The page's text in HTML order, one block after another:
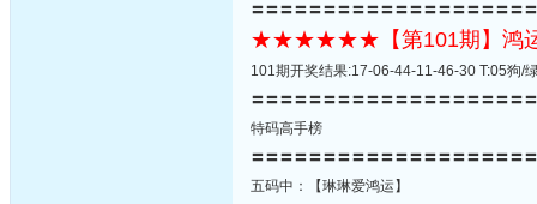
〓〓〓〓〓〓〓〓〓〓〓〓〓〓〓〓〓〓〓
★★★★★★【第101期】鸿
101期开奖结果:17-06-44-11-46-30 T:05狗
〓〓〓〓〓〓〓〓〓〓〓〓〓〓〓〓〓〓〓
特码高手榜
〓〓〓〓〓〓〓〓〓〓〓〓〓〓〓〓〓〓〓
五码中：【琳琳爱鸿运】